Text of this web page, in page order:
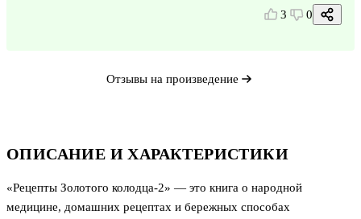
ОПИСАНИЕ И ХАРАКТЕРИСТИКИ
«Рецепты Золотого колодца-2» — это книга о народной
медицине, домашних рецептах и бережных способах
3 0
Отзывы на произведение